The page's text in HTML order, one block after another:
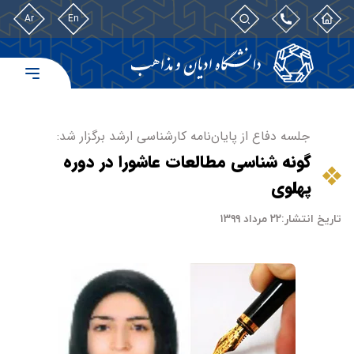
En
Ar
جلسه دفاع از پایان‌نامه کارشناسی ارشد برگزار شد:
گونه شناسی مطالعات عاشورا در دوره
پهلوی
تاریخ انتشار:۲۲ مرداد ۱۳۹۹